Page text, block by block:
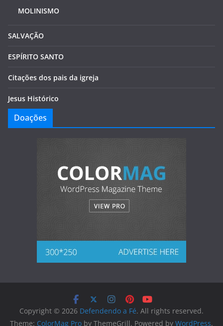
MOLINISMO
SALVAÇÃO
ESPÍRITO SANTO
Citações dos pais da igreja
Jesus Histórico
Doações
Copyright © 2026 Defendendo a Fé. All rights reserved.
Theme: ColorMag Pro by ThemeGrill. Powered by WordPress.